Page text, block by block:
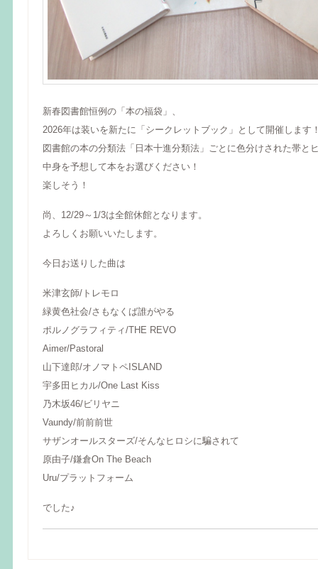
新春図書館恒例の「本の福袋」、
2026年は装いを新たに「シークレットブック」として開催します
図書館の本の分類法「日本十進分類法」ごとに色分けされた帯と
中身を予想して本をお選びください！
楽しそう！
尚、12/29～1/3は全館休館となります。
よろしくお願いいたします。
今日お送りした曲は
米津玄師/トレモロ
緑黄色社会/さもなくば誰がやる
ポルノグラフィティ/THE REVO
Aimer/Pastoral
山下達郎/オノマトペISLAND
宇多田ヒカル/One Last Kiss
乃木坂46/ビリヤニ
Vaundy/前前前世
サザンオールスターズ/そんなヒロシに騙されて
原由子/鎌倉On The Beach
Uru/プラットフォーム
でした♪